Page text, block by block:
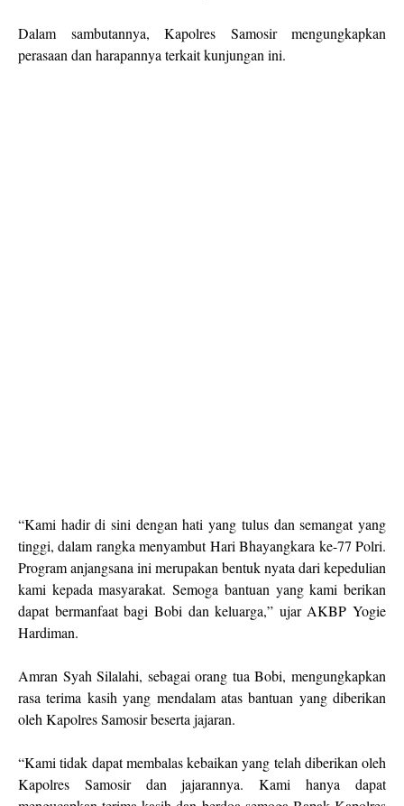
Dalam sambutannya, Kapolres Samosir mengungkapkan
perasaan dan harapannya terkait kunjungan ini.
“Kami hadir di sini dengan hati yang tulus dan semangat yang
tinggi, dalam rangka menyambut Hari Bhayangkara ke-77 Polri.
Program anjangsana ini merupakan bentuk nyata dari kepedulian
kami kepada masyarakat. Semoga bantuan yang kami berikan
dapat bermanfaat bagi Bobi dan keluarga,” ujar AKBP Yogie
Hardiman.
Amran Syah Silalahi, sebagai orang tua Bobi, mengungkapkan
rasa terima kasih yang mendalam atas bantuan yang diberikan
oleh Kapolres Samosir beserta jajaran.
“Kami tidak dapat membalas kebaikan yang telah diberikan oleh
Kapolres Samosir dan jajarannya. Kami hanya dapat